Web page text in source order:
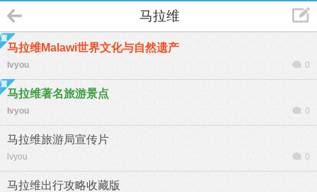
马拉维
马拉维Malawi世界文化与自然遗产
lvyou 0
马拉维著名旅游景点
lvyou 0
马拉维旅游局宣传片
lvyou 0
马拉维出行攻略收藏版